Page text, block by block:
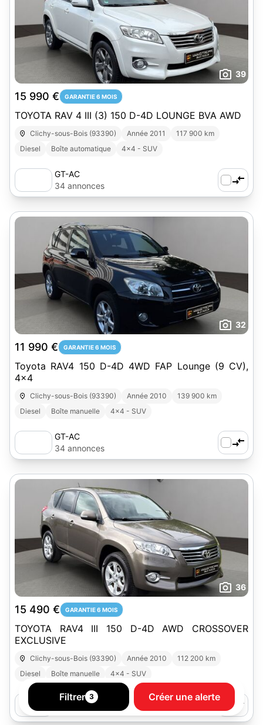
39
15 990 € GARANTIE 6 MOIS
TOYOTA RAV 4 III (3) 150 D-4D LOUNGE BVA AWD
Clichy-sous-Bois (93390) Année 2011
117 900 km
Diesel
Boîte automatique 4x4 - SUV
GT-AC
34 annonces
32
11 990 € GARANTIE 6 MOIS
Toyota RAV4 150 D-4D 4WD FAP Lounge (9 CV),
4x4
Clichy-sous-Bois (93390) Année 2010
139 900 km
Diesel
Boîte manuelle 4x4 - SUV
GT-AC
34 annonces
36
15 490 € GARANTIE 6 MOIS
TOYOTA RAV4 III 150 D-4D AWD CROSSOVER
EXCLUSIVE
Clichy-sous-Bois (93390) Année 2010
112 200 km
Diesel
Boîte manuelle 4x4 - SUV
GT-AC
34 annonces
Filtrer 3 Créer une alerte